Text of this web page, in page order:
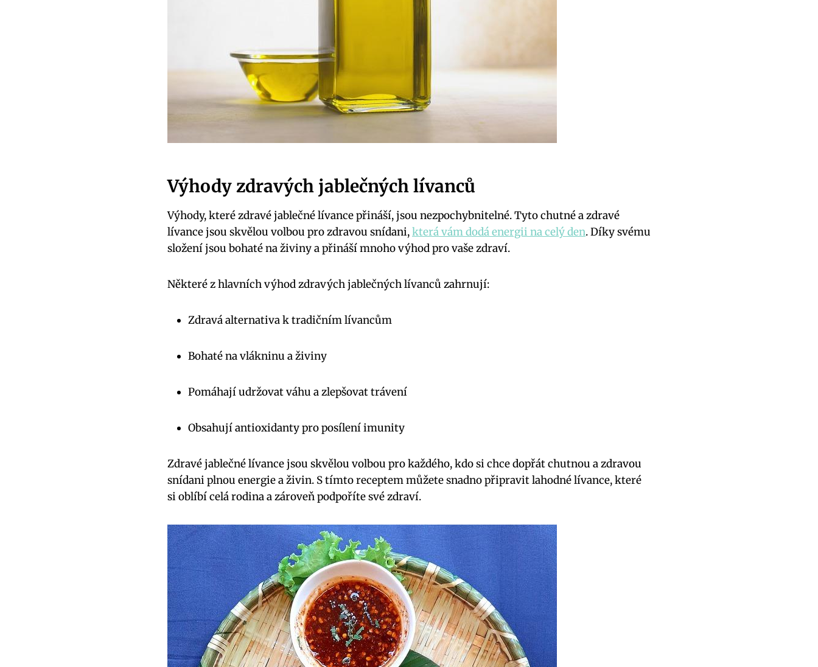
Výhody zdravých jablečných lívanců
Výhody, které zdravé jablečné lívance přináší, jsou nezpochybnitelné. Tyto chutné a zdravé
lívance jsou skvělou volbou pro zdravou snídani,která vám dodá energii na celý den. Díky svému
složení jsou bohaté na živiny a přináší mnoho výhod pro vaše zdraví.
Některé z hlavních výhod zdravých jablečných lívanců zahrnují:
Zdravá alternativa k tradičním lívancům
Bohaté na vlákninu a živiny
Pomáhají udržovat váhu a zlepšovat trávení
Obsahují antioxidanty pro posílení imunity
Zdravé jablečné lívance jsou skvělou volbou pro každého, kdo si chce dopřát chutnou a zdravou
snídani plnou energie a živin. S tímto receptem můžete snadno připravit lahodné lívance, které
si oblíbí celá rodina a zároveň podpoříte své zdraví.